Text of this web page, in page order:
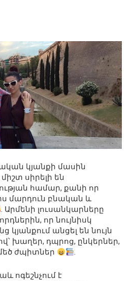
կյանքի մասին
սիրելի են
համար, քանի որ
մարդուն բնական և
. Արմենի լուսանկարները
որ նույնիսկ
կյանքում անցել են նույն
խաղեր, դպրոց, ընկերներ,
ժպիտներ
.
ոգեշնչում է